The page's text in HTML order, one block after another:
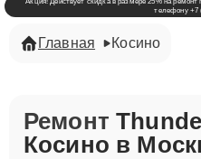
телефону +7
Главная Косино
Ремонт
Косино в